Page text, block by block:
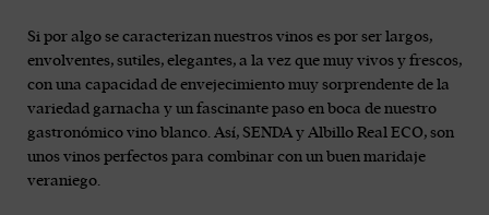
Si por algo se caracterizan nuestros vinos es por ser largos,
envolventes, sutiles, elegantes, a la vez que muy vivos y frescos,
con una capacidad de envejecimiento muy sorprendente de la
variedad garnacha y un fascinante paso en boca de nuestro
gastronómico vino blanco. Así, SENDA y Albillo Real ECO, son
unos vinos perfectos para combinar con un buen maridaje
veraniego.